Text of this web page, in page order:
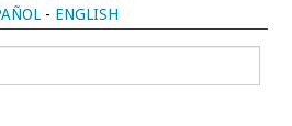
- ENGLISH